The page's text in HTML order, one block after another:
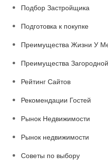
Подбор Застройщика
Подготовка к покупке
Преимущества Жизни У
Преимущества
Рейтинг Сайтов
Рекомендации Гостей
Рынок Недвижимости
Рынок недвижимости
Советы по выбору